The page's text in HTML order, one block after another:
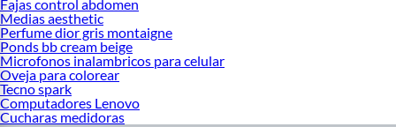
Fajas control abdomen
Medias aesthetic
Perfume dior gris montaigne
Ponds bb cream beige
Microfonos inalambricos para celular
Oveja para colorear
Tecno spark
Computadores Lenovo
Cucharas medidoras